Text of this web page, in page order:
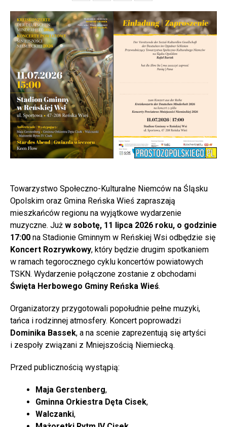
Towarzystwo Społeczno-Kulturalne Niemców na Śląsku
Opolskim oraz Gmina Reńska Wieś zapraszają
mieszkańców regionu na wyjątkowe wydarzenie
muzyczne. Już w sobotę, 11 lipca 2026 roku, o godzinie
17:00 na Stadionie Gminnym w Reńskiej Wsi odbędzie się
Koncert Rozrywkowy, który będzie drugim spotkaniem
w ramach tegorocznego cyklu koncertów powiatowych
TSKN. Wydarzenie połączone zostanie z obchodami
Święta Herbowego Gminy Reńska Wieś.
Organizatorzy przygotowali popołudnie pełne muzyki,
tańca i rodzinnej atmosfery. Koncert poprowadzi
Dominika Bassek, a na scenie zaprezentują się artyści
i zespoły związani z Mniejszością Niemiecką.
Przed publicznością wystąpią:
Maja Gerstenberg,
Gminna Orkiestra Dęta Cisek,
Walczanki,